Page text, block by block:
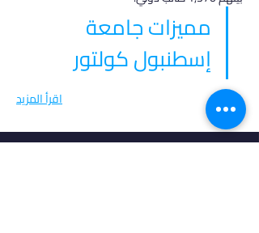
مميزات جامعة
إسطنبول كولتور
اقرأ المزيد